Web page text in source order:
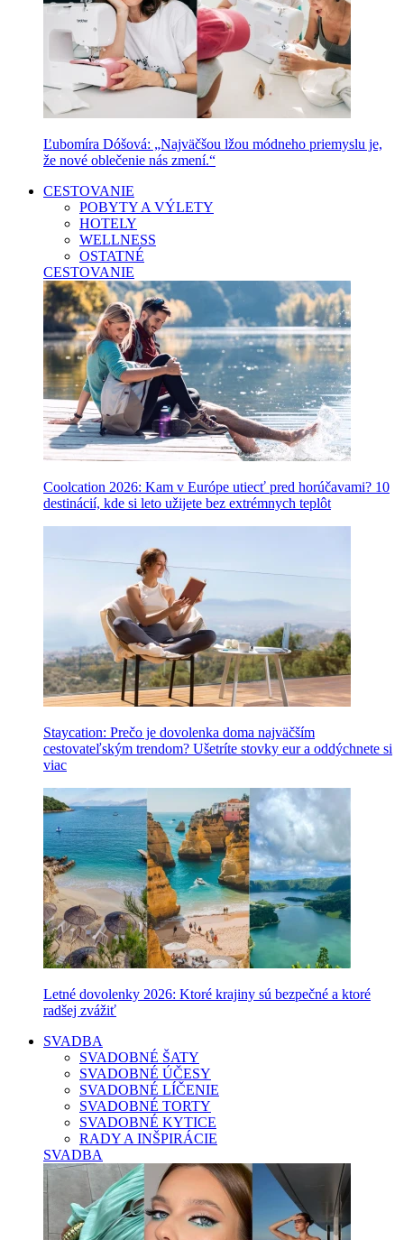
Ľubomíra Dóšová: „Najväčšou lžou módneho priemyslu je,
že nové oblečenie nás zmení.“
CESTOVANIE
POBYTY A VÝLETY
HOTELY
WELLNESS
OSTATNÉ
CESTOVANIE
Coolcation 2026: Kam v Európe utiecť pred horúčavami? 10
destinácií, kde si leto užijete bez extrémnych teplôt
Staycation: Prečo je dovolenka doma najväčším
cestovateľským trendom? Ušetríte stovky eur a oddýchnete si
viac
Letné dovolenky 2026: Ktoré krajiny sú bezpečné a ktoré
radšej zvážiť
SVADBA
SVADOBNÉ ŠATY
SVADOBNÉ ÚČESY
SVADOBNÉ LÍČENIE
SVADOBNÉ TORTY
SVADOBNÉ KYTICE
RADY A INŠPIRÁCIE
SVADBA